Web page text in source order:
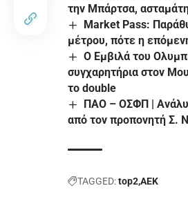
την Μπάρτσα,
Market Pass:
μέτρου, πότε η
Ο Εμβιλά του
συγχαρητήρια στον
το double
ΠΑΟ – ΟΣΦΠ |
από τον προπονητή Σ.
TAGGED:top2ΑΕΚ